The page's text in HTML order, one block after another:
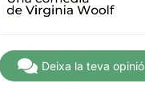
Deixa la teva opinió